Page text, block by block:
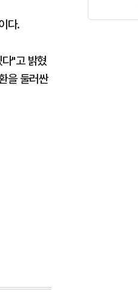
다.
"고 밝혔
을 둘러싼